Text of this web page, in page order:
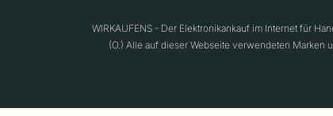
WIRKAUFENS - Der Elektronikankauf im Internet für
(O.) Alle auf dieser Webseite verwendeten